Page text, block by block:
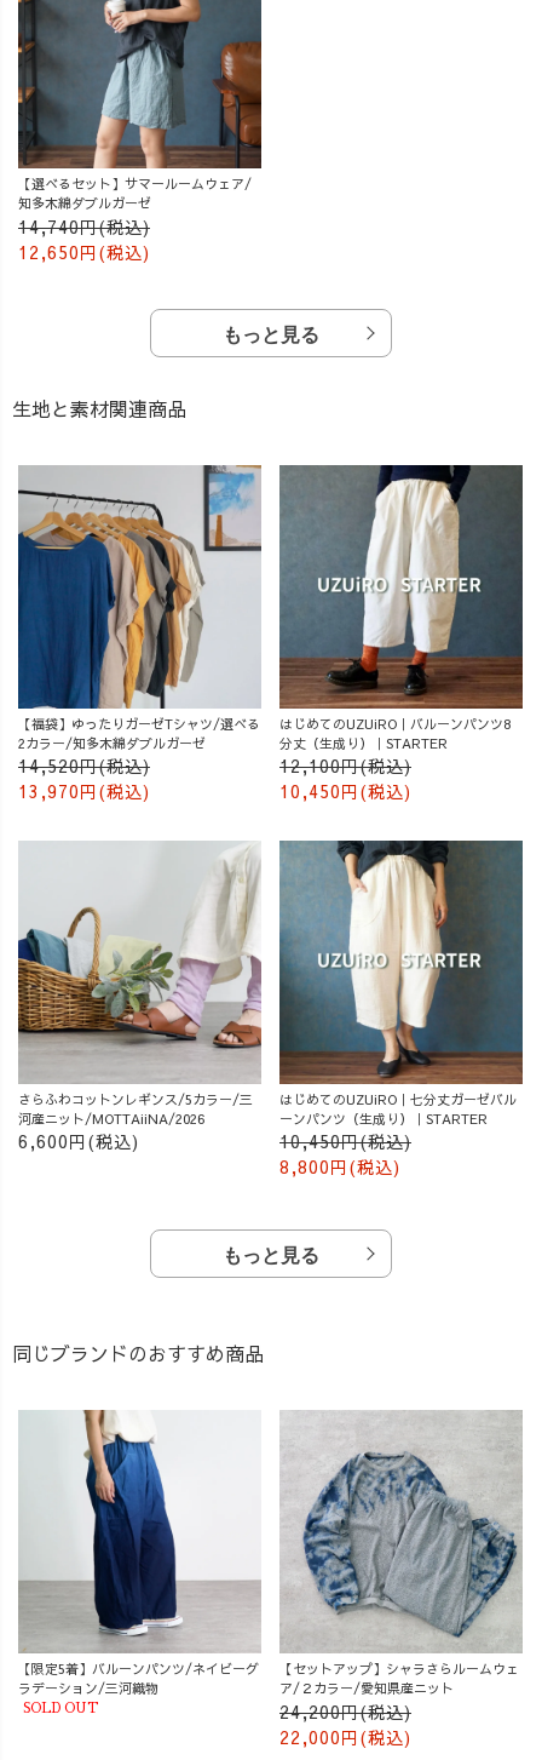
【選べるセット】サマールームウェア/
知多木綿ダブルガーゼ
14,740円(税込)
12,650円(税込)
もっと見る
生地と素材関連商品
【福袋】ゆったりガーゼTシャツ/選べる
2カラー/知多木綿ダブルガーゼ
14,520円(税込)
13,970円(税込)
はじめてのUZUiRO｜バルーンパンツ8
分丈（生成り）｜STARTER
12,100円(税込)
10,450円(税込)
さらふわコットンレギンス/5カラー/三
河産ニット/MOTTAiiNA/2026
6,600円(税込)
はじめてのUZUiRO｜七分丈ガーゼバル
ーンパンツ（生成り）｜STARTER
10,450円(税込)
8,800円(税込)
もっと見る
同じブランドのおすすめ商品
【限定5着】バルーンパンツ/ネイビーグ
ラデーション/三河織物
SOLD OUT
【セットアップ】シャラさらルームウェ
ア/２カラー/愛知県産ニット
24,200円(税込)
22,000円(税込)